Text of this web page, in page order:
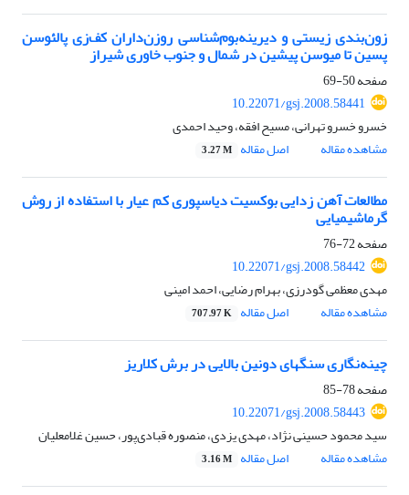
زون‌بندی زیستی و دیرینه‌بوم‌شناسی روزن‌داران کف‌زی پالئوسن
پسین تا میوسن پیشین در شمال و جنوب خاوری شیراز
صفحه50-69
10.22071/gsj.2008.58441
خسرو خسرو تهرانی، مسیح افقه، وحید احمدی
مشاهده مقاله
اصل مقاله 3.27 M
مطالعات آهن زدایی بوکسیت دیاسپوری کم عیار با استفاده از روش
گرماشیمیایی
صفحه72-76
10.22071/gsj.2008.58442
مهدی معظمی گودرزی، بهرام رضایی، احمد امینی
مشاهده مقاله
اصل مقاله 707.97 K
چینه‌نگاری سنگهای دونین بالایی در برش کلاریز
صفحه78-85
10.22071/gsj.2008.58443
سید محمود حسینی نژاد، مهدی یزدی، منصوره قبادی‌پور، حسین غلامعلیان
مشاهده مقاله
اصل مقاله 3.16 M